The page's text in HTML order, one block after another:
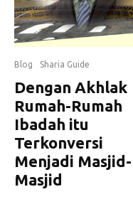
Blog Sharia Guide
Dengan Akhlak
Rumah-Rumah
Ibadah itu
Terkonversi
Menjadi Masjid-
Masjid